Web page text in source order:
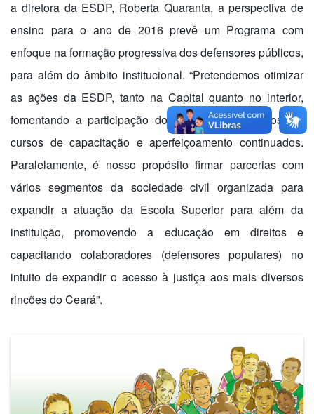
a diretora da ESDP, Roberta Quaranta, a perspectiva de
ensino para o ano de 2016 prevê um Programa com
enfoque na formação progressiva dos defensores públicos,
para além do âmbito institucional. “Pretendemos otimizar
as ações da ESDP, tanto na Capital quanto no interior,
fomentando a participação dos defensores públicos em
cursos de capacitação e aperfeiçoamento continuados.
Paralelamente, é nosso propósito firmar parcerias com
vários segmentos da sociedade civil organizada para
expandir a atuação da Escola Superior para além da
instituição, promovendo a educação em direitos e
capacitando colaboradores (defensores populares) no
intuito de expandir o acesso à justiça aos mais diversos
rincões do Ceará”.